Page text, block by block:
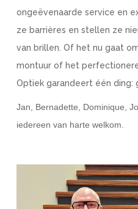
ongeëvenaarde service en
ze barrières en stellen ze
van brillen. Of het nu gaat
montuur of het
Optiek garandeert één ding:
Jan, Bernadette, Dominique,
iedereen van harte welkom.